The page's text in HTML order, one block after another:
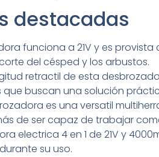
destacadas
funciona a 21V y es
del césped y los arbustos.
retractil de esta
buscan una solución
es una versatil
de ser capaz de trabajar
electrica 4 en 1 de 21V y
su uso.